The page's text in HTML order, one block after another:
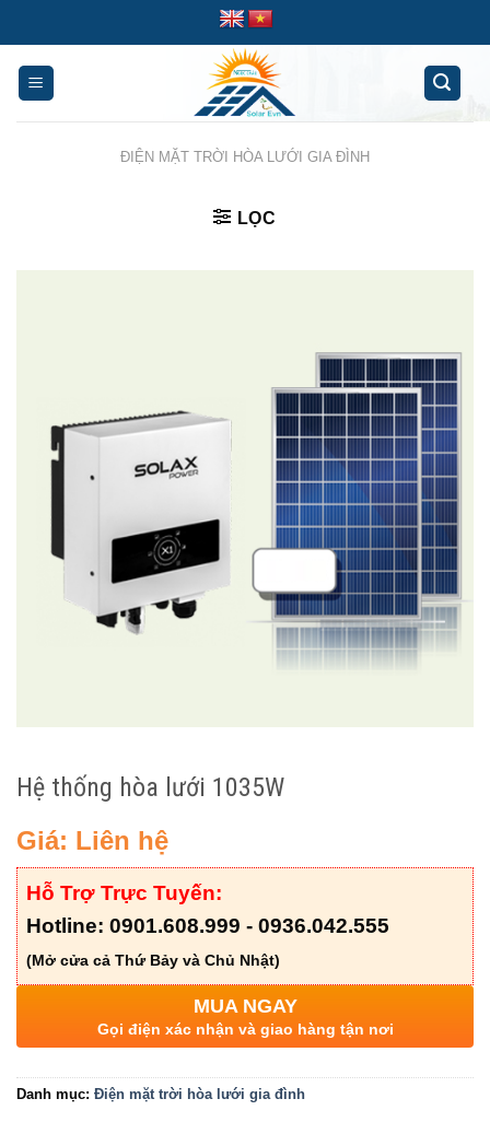
content
ĐIỆN MẶT TRỜI HÒA LƯỚI GIA ĐÌNH
LỌC
Hệ thống hòa lưới 1035W
Giá: Liên hệ
Hỗ Trợ Trực Tuyến:
Hotline: 0901.608.999 - 0936.042.555
(Mở cửa cả Thứ Bảy và Chủ Nhật)
MUA NGAY
Gọi điện xác nhận và giao hàng tận nơi
Danh mục: Điện mặt trời hòa lưới gia đình